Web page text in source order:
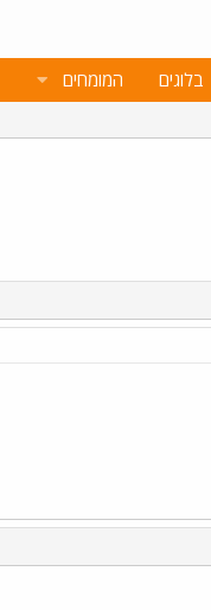
בלוגים המומחים